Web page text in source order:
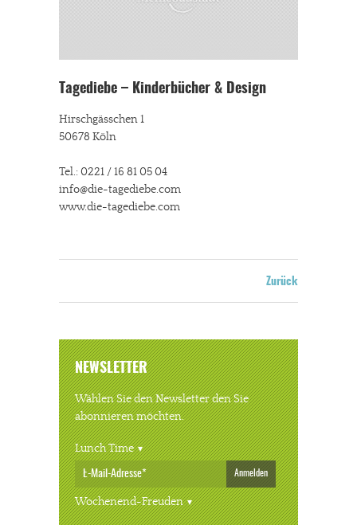
Tagediebe – Kinderbücher & Design
Hirschgässchen 1
50678 Köln
Tel.: 0221 / 16 81 05 04
info@die-tagediebe.com
www.die-tagediebe.com
Zurück
NEWSLETTER
Wählen Sie den Newsletter den Sie
abonnieren möchten.
Lunch Time
Anmelden
Wochenend-Freuden